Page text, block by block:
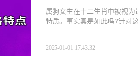
属狗女生在十二生肖中被视
特质。事实真是如此吗?针对
2025-01-01 17:43:32